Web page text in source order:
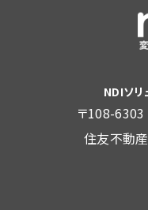
NDIソリ
〒108-
住友不動